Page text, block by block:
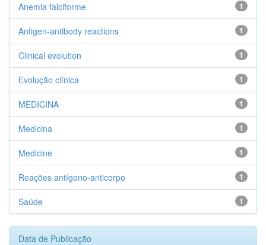
1
Anemia falciforme
1
Antigen-antibody reactions
1
Clinical evolution
1
Evolução clínica
1
MEDICINA
1
Medicina
1
Medicine
1
Reações antígeno-anticorpo
1
Saúde
Data de Publicação